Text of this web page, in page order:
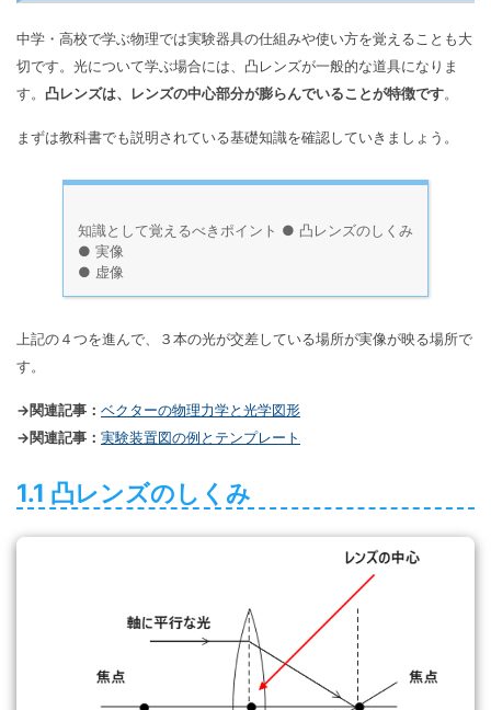
中学・高校で学ぶ物理では実験器具の仕組みや使い方を覚えることも大
切です。光について学ぶ場合には、凸レンズが一般的な道具になりま
す。 凸レンズは、レンズの中心部分が膨らんでいることが特徴です。
まずは教科書でも説明されている基礎知識を確認していきましょう。
知識として覚えるべきポイント ● 凸レンズのしくみ
● 実像
● 虚像
上記の４つを進んで、３本の光が交差している場所が実像が映る場所で
す。
→関連記事： ベクターの物理力学と光学図形
→関連記事： 実験装置図の例とテンプレート
1.1 凸レンズのしくみ